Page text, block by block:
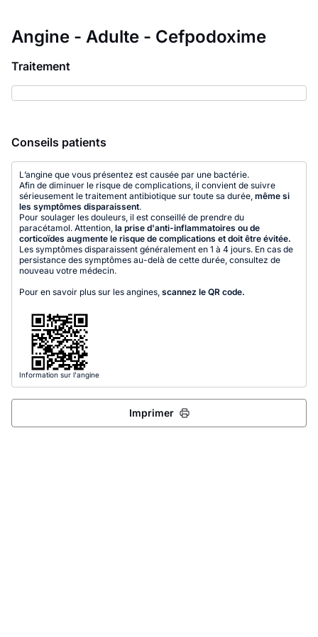
Angine - Adulte - Cefpodoxime
Traitement
Conseils patients
L’angine que vous présentez est causée par une bactérie.
Afin de diminuer le risque de complications, il convient de suivre
sérieusement le traitement antibiotique sur toute sa durée, même si
les symptômes disparaissent.
Pour soulager les douleurs, il est conseillé de prendre du
paracétamol. Attention, la prise d'anti-inflammatoires ou de
corticoïdes augmente le risque de complications et doit être évitée.
Les symptômes disparaissent généralement en 1 à 4 jours. En cas de
persistance des symptômes au-delà de cette durée, consultez de
nouveau votre médecin.
Pour en savoir plus sur les angines, scannez le QR code.
Information sur l'angine
Imprimer